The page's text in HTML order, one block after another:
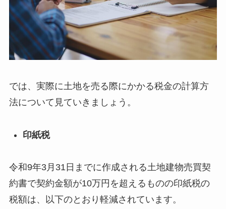
では、実際に土地を売る際にかかる税金の計算方
法について見ていきましょう。
印紙税
令和9年3月31日までに作成される土地建物売買契
約書で契約金額が10万円を超えるものの印紙税の
税額は、以下のとおり軽減されています。